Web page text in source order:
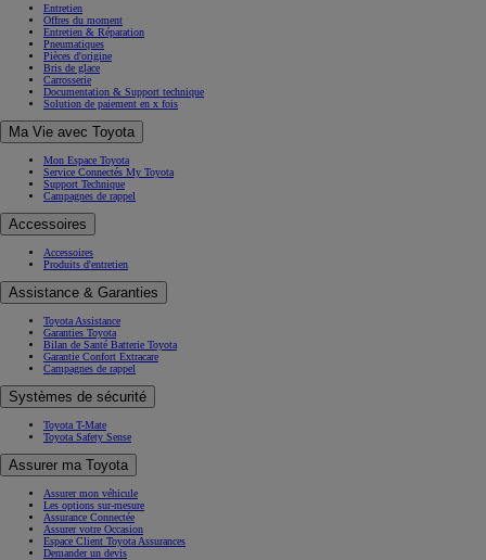
Entretien
Offres du moment
Entretien & Réparation
Pneumatiques
Pièces d'origine
Bris de glace
Carrosserie
Documentation & Support technique
Solution de paiement en x fois
Ma Vie avec Toyota
Mon Espace Toyota
Service Connectés My Toyota
Support Technique
Campagnes de rappel
Accessoires
Accessoires
Produits d'entretien
Assistance & Garanties
Toyota Assistance
Garanties Toyota
Bilan de Santé Batterie Toyota
Garantie Confort Extracare
Campagnes de rappel
Systèmes de sécurité
Toyota T-Mate
Toyota Safety Sense
Assurer ma Toyota
Assurer mon véhicule
Les options sur-mesure
Assurance Connectée
Assurer votre Occasion
Espace Client Toyota Assurances
Demander un devis